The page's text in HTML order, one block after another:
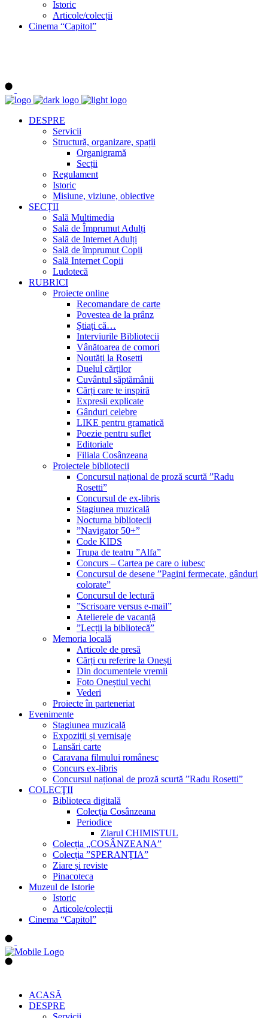
Istoric
Articole/colecții
Cinema “Capitol”
DESPRE
Servicii
Structură, organizare, spații
Organigramă
Secții
Regulament
Istoric
Misiune, viziune, obiective
SECȚII
Sală Multimedia
Sală de Împrumut Adulți
Sală de Internet Adulți
Sală de împrumut Copii
Sală Internet Copii
Ludotecă
RUBRICI
Proiecte online
Recomandare de carte
Povestea de la prânz
Știați că…
Interviurile Bibliotecii
Vânătoarea de comori
Noutăți la Rosetti
Duelul cărților
Cuvântul săptămânii
Cărți care te inspiră
Expresii explicate
Gânduri celebre
LIKE pentru gramatică
Poezie pentru suflet
Editoriale
Filiala Cosânzeana
Proiectele bibliotecii
Concursul național de proză scurtă ”Radu
Rosetti”
Concursul de ex-libris
Stagiunea muzicală
Nocturna bibliotecii
”Navigator 50+”
Code KIDS
Trupa de teatru ”Alfa”
Concurs – Cartea pe care o iubesc
Concursul de desene ”Pagini fermecate, gânduri
colorate”
Concursul de lectură
”Scrisoare versus e-mail”
Atelierele de vacanță
”Lecții la bibliotecă”
Memoria locală
Articole de presă
Cărți cu referire la Onești
Din documentele vremii
Foto Oneștiul vechi
Vederi
Proiecte în parteneriat
Evenimente
Stagiunea muzicală
Expoziții și vernisaje
Lansări carte
Caravana filmului românesc
Concurs ex-libris
Concursul național de proză scurtă ”Radu Rosetti”
COLECŢII
Biblioteca digitală
Colecţia Cosânzeana
Periodice
Ziarul CHIMISTUL
Colecția „COSÂNZEANA”
Colecția ”SPERANȚIA”
Ziare și reviste
Pinacoteca
Muzeul de Istorie
Istoric
Articole/colecții
Cinema “Capitol”
ACASĂ
DESPRE